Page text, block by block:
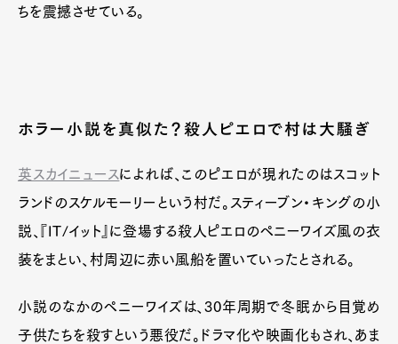
ちを震撼させている。
ホラー小説を真似た？殺人ピエロで村は大騒ぎ
英スカイニュースによれば、このピエロが現れたのはスコット
ランドのスケルモーリーという村だ。スティーブン・キングの小
説、『IT/イット』に登場する殺人ピエロのペニーワイズ風の衣
装をまとい、村周辺に赤い風船を置いていったとされる。
小説のなかのペニーワイズは、30年周期で冬眠から目覚め
子供たちを殺すという悪役だ。ドラマ化や映画化もされ、あま